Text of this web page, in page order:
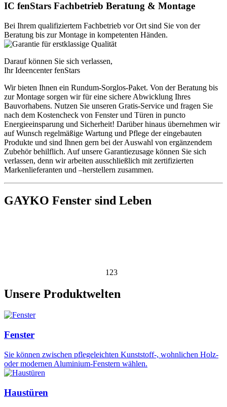
IC fenStars Fachbetrieb Beratung & Montage
Bei Ihrem qualifiziertem Fachbetrieb vor Ort sind Sie von der
Beratung bis zur Montage in kompetenten Händen.
Darauf können Sie sich verlassen,
Ihr Ideencenter fenStars
Wir bieten Ihnen ein Rundum-Sorglos-Paket. Von der Beratung bis
zur Montage sorgen wir für eine sichere Abwicklung Ihres
Bauvorhabens. Nutzen Sie unseren Gratis-Service und fragen Sie
nach dem Kostencheck von Fenster und Türen in puncto
Energieeinsparung und Sicherheit! Darüber hinaus übernehmen wir
auf Wunsch regelmäßige Wartung und Pflege der eingebauten
Produkte und sind Ihnen gern bei der Auswahl von ergänzendem
Zubehör behilflich. Auf unsere Garantiezusage können Sie sich
verlassen, denn wir arbeiten ausschließlich mit zertifizierten
Markenlieferanten und –herstellern zusammen.
GAYKO Fenster sind Leben
123
Unsere Produktwelten
Fenster
Sie können zwischen pflegeleichten Kunststoff-, wohnlichen Holz-
oder modernen Aluminium-Fenstern wählen.
Haustüren